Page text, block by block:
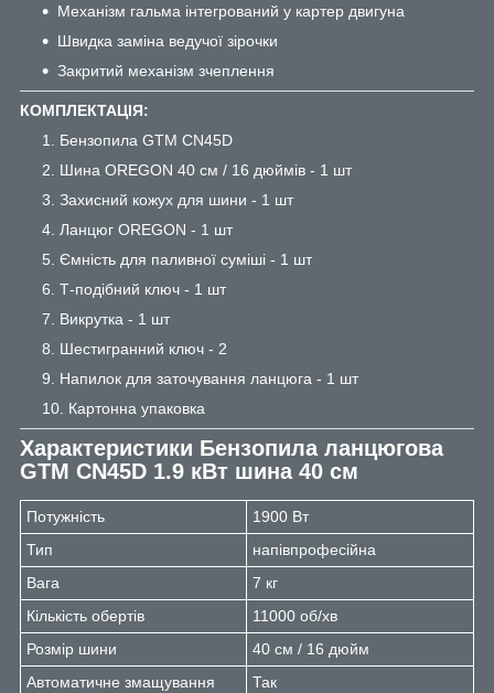
Механізм гальма інтегрований у картер двигуна
Швидка заміна ведучої зірочки
Закритий механізм зчеплення
КОМПЛЕКТАЦІЯ:
Бензопила GTM CN45D
Шина OREGON 40 см / 16 дюймів - 1 шт
Захисний кожух для шини - 1 шт
Ланцюг OREGON - 1 шт
Ємність для паливної суміші - 1 шт
Т-подібний ключ - 1 шт
Викрутка - 1 шт
Шестигранний ключ - 2
Напилок для заточування ланцюга - 1 шт
Картонна упаковка
Характеристики Бензопила ланцюгова
GTM CN45D 1.9 кВт шина 40 см
Потужність
1900 Вт
Тип
напівпрофесійна
Вага
7 кг
Кількість обертів
11000 об/хв
Розмір шини
40 см / 16 дюйм
Автоматичне змащування
Так